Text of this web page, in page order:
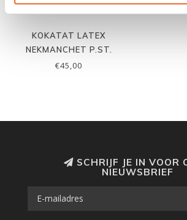
KOKATAT LATEX
NEKMANCHET P.ST.
€45,00
SCHRIJF JE IN VOOR
NIEUWSBRIEF